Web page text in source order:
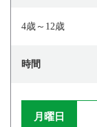
4歳～12歳
時間
月曜日